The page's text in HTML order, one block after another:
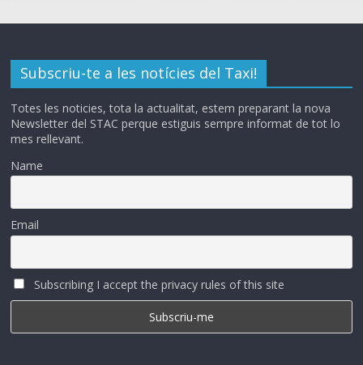
Subscriu-te a les notícies del Taxi!
Totes les noticies, tota la actualitat, estem preparant la nova
Newsletter del STAC perque estiguis sempre informat de tot lo
mes rellevant.
Name
Email
Subscribing I accept the privacy rules of this site